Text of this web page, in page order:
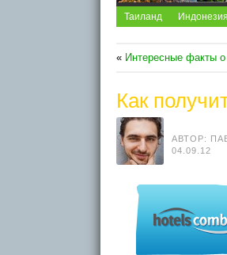
Таиланд Индонезия
« Интересные факты
Как
АВТОР:
04.09.12